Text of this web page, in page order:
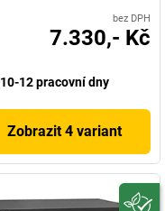
bez DPH
7.330,- Kč
10-12 pracovní dny
Zobrazit 4 variant